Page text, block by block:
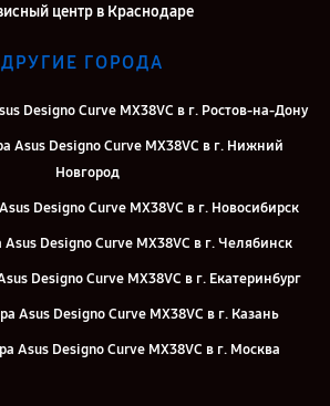
центр в Краснодаре
ДРУГИЕ ГОРОДА
Designo Curve MX38VC в г. Ростов-на-Дону
Asus Designo Curve MX38VC в г. Нижний
Новгород
Designo Curve MX38VC в г. Новосибирск
Designo Curve MX38VC в г. Челябинск
Designo Curve MX38VC в г. Екатеринбург
Asus Designo Curve MX38VC в г. Казань
Asus Designo Curve MX38VC в г. Москва